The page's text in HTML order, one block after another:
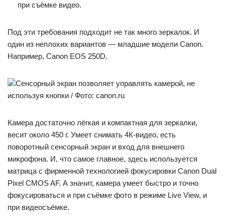
при съёмке видео.
Под эти требования подходит не так много зеркалок. И
один из неплохих вариантов — младшие модели Canon.
Например, Canon EOS 250D.
Сенсорный экран позволяет управлять камерой, не
используя кнопки / Фото: canon.ru
Камера достаточно лёгкая и компактная для зеркалки,
весит около 450 г. Умеет снимать 4К-видео, есть
поворотный сенсорный экран и вход для внешнего
микрофона. И, что самое главное, здесь используется
матрица с фирменной технологией фокусировки Canon Dual
Pixel CMOS AF. А значит, камера умеет быстро и точно
фокусироваться и при съёмке фото в режиме Live View, и
при видеосъёмке.